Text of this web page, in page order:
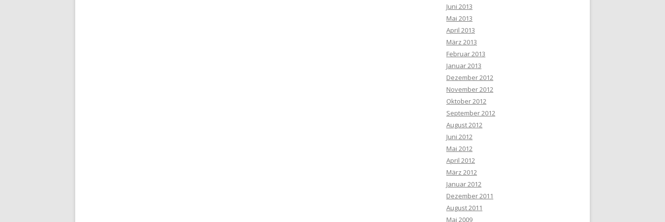
Juni 2013
Mai 2013
April 2013
März 2013
Februar 2013
Januar 2013
Dezember 2012
November 2012
Oktober 2012
September 2012
August 2012
Juni 2012
Mai 2012
April 2012
März 2012
Januar 2012
Dezember 2011
August 2011
Mai 2009